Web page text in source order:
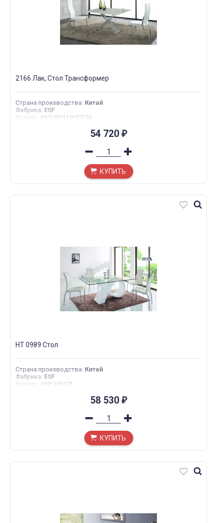
2166 Лак, Стол Трансформер
Страна производства: Китай
Фабрика: ESF
Размер : 60/120*110*27/74
54 720 ₽
КУПИТЬ
HT 0989 Стол
Страна производства: Китай
Фабрика: ESF
Размер : 100*180*76
58 530 ₽
КУПИТЬ